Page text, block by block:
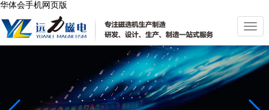
华体会手机网页版
切
换
导
航